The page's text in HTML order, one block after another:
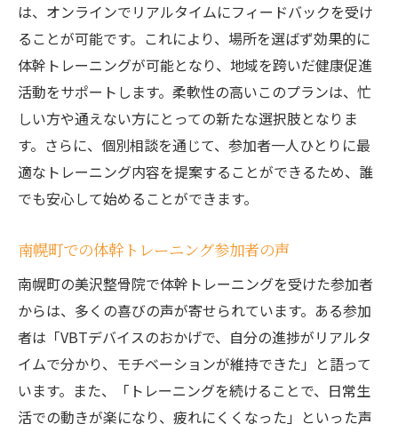
は、オンラインでリアルタイムにフィードバックを受け
ることが可能です。これにより、場所を選ばず効果的に
体幹トレーニングが可能となり、地域を跨いだ健康促進
活動をサポートします。柔軟性の高いこのプランは、忙
しい方や通えない方にとっての新たな選択肢となりま
す。さらに、個別相談を通じて、参加者一人ひとりに最
適なトレーニング内容を提案することができるため、誰
でも安心して始めることができます。
南幌町での体幹トレーニング参加者の声
南幌町の美沢整骨院で体幹トレーニングを受けた参加者
からは、多くの喜びの声が寄せられています。ある参加
者は「VBTデバイスのおかげで、自分の進捗がリアルタ
イムで分かり、モチベーションが維持できた」と語って
います。また、「トレーニングを続けることで、日常生
活での動きが楽になり、疲れにくくなった」といった声